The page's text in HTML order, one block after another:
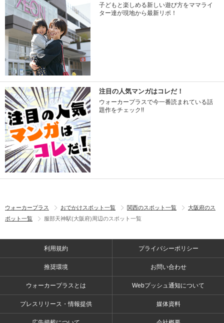
子どもと楽しめる新しい遊び方をママライ
ター達が現地から最新リポ！
注目の人気マンガはコレだ！
ウォーカープラスで今一番読まれている話
題作をチェック!!
ウォーカープラス おでかけスポット一覧 関西のスポット一覧
大阪府のス
ポット一覧
服部天神駅(大阪府)周辺のスポット一覧
利用規約 プライバシーポリシー
推奨環境 お問い合わせ
ウォーカープラスとは Webプッシュ通知について
プレスリリース・情報提供 媒体資料